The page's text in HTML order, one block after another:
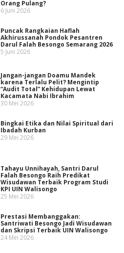
Orang Pulang?
6 Juni 2026
Puncak Rangkaian Haflah
Akhirussanah Pondok Pesantren
Darul Falah Besongo Semarang 2026
5 Juni 2026
Jangan-jangan Doamu Mandek
karena Terlalu Pelit? Mengintip
“Audit Total” Kehidupan Lewat
Kacamata Nabi Ibrahim
30 Mei 2026
Bingkai Etika dan Nilai Spiritual dari
Ibadah Kurban
29 Mei 2026
Tahayu Unnihayah, Santri Darul
Falah Besongo Raih Predikat
Wisudawan Terbaik Program Studi
KPI UIN Walisongo
25 Mei 2026
Prestasi Membanggakan:
Santriwati Besongo Jadi Wisudawan
dan Skripsi Terbaik UIN Walisongo
24 Mei 2026